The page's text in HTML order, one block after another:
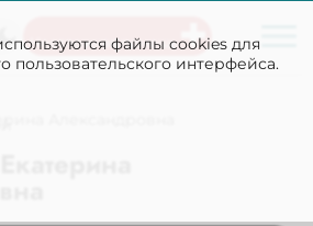
файлы cookies для
пользовательского интерфейса.
Неотложная помощь